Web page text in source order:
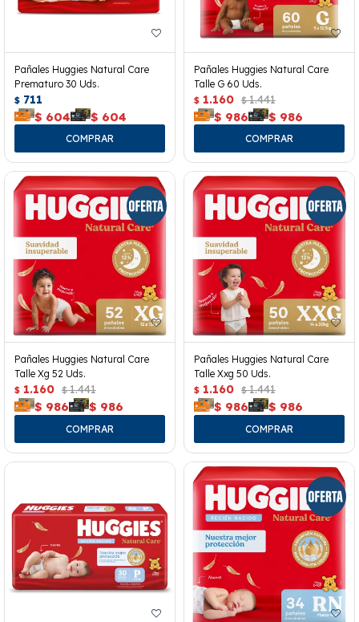
Pañales Huggies Natural Care
Prematuro 30 Uds.
$ 711
$ 604 $ 604
Pañales Huggies Natural Care
Talle G 60 Uds.
$ 1.160 $ 1.441
$ 986 $ 986
Pañales Huggies Natural Care
Talle Xg 52 Uds.
$ 1.160 $ 1.441
$ 986 $ 986
Pañales Huggies Natural Care
Talle Xxg 50 Uds.
$ 1.160 $ 1.441
$ 986 $ 986